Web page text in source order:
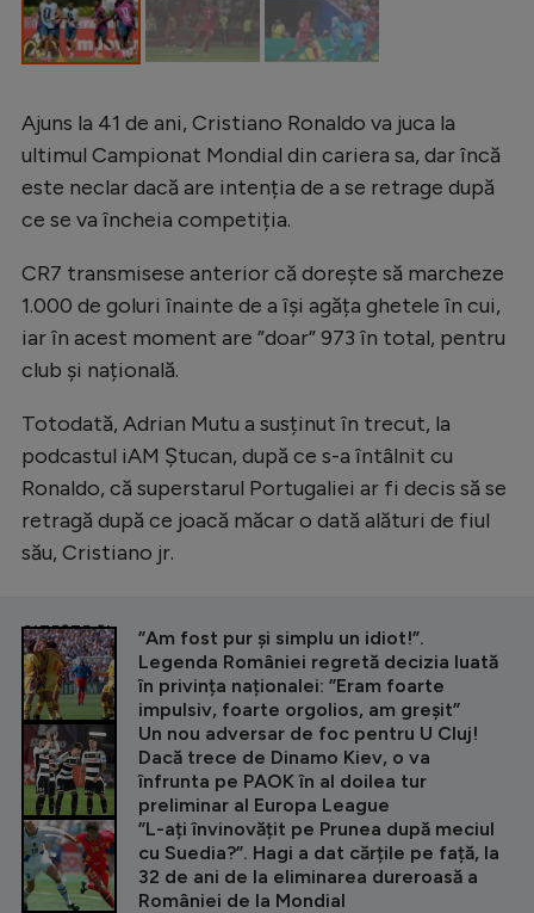
Ajuns la 41 de ani, Cristiano Ronaldo va juca la
ultimul Campionat Mondial din cariera sa, dar încă
este neclar dacă are intenția de a se retrage după
ce se va încheia competiția.
CR7 transmisese anterior că dorește să marcheze
1.000 de goluri înainte de a își agăța ghetele în cui,
iar în acest moment are ”doar” 973 în total, pentru
club și națională.
Totodată, Adrian Mutu a susținut în trecut, la
podcastul iAM Ștucan, după ce s-a întâlnit cu
Ronaldo, că superstarul Portugaliei ar fi decis să se
retragă după ce joacă măcar o dată alături de fiul
său, Cristiano jr.
CITEȘTE ȘI
”Am fost pur și simplu un idiot!”.
Legenda României regretă decizia luată
în privința naționalei: ”Eram foarte
impulsiv, foarte orgolios, am greșit”
Un nou adversar de foc pentru U Cluj!
Dacă trece de Dinamo Kiev, o va
înfrunta pe PAOK în al doilea tur
preliminar al Europa League
”L-ați învinovățit pe Prunea după meciul
cu Suedia?”. Hagi a dat cărțile pe față, la
32 de ani de la eliminarea dureroasă a
României de la Mondial